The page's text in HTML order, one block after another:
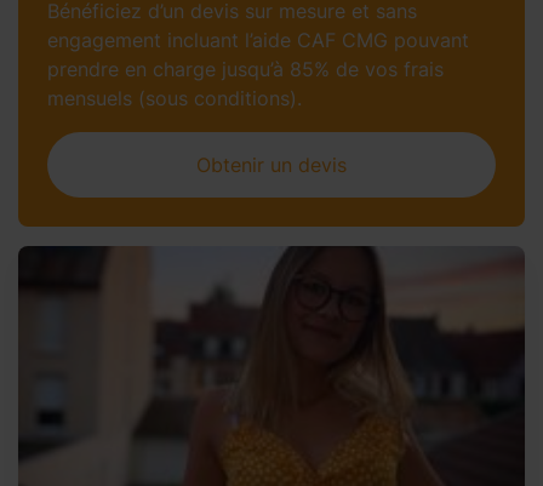
Bénéficiez d’un devis sur mesure et sans
engagement incluant l’aide CAF CMG pouvant
prendre en charge jusqu’à 85% de vos frais
mensuels (sous conditions).
Obtenir un devis